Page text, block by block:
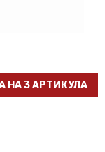
НА 3 АРТИКУЛА